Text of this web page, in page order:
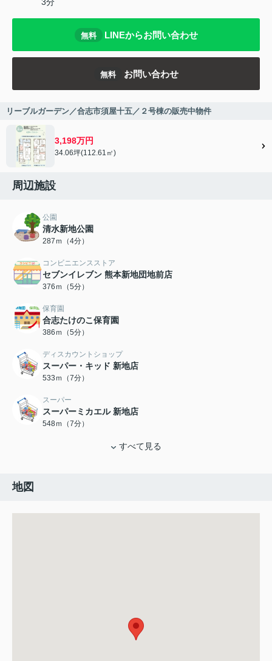
3分
無料 LINEからお問い合わせ
無料 お問い合わせ
リーブルガーデン／合志市須屋十五／２号棟の販売中物件
3,198万円
34.06坪(112.61㎡)
周辺施設
公園
清水新地公園
287ｍ（4分）
コンビニエンスストア
セブンイレブン 熊本新地団地前店
376ｍ（5分）
保育園
合志たけのこ保育園
386ｍ（5分）
ディスカウントショップ
スーパー・キッド 新地店
533ｍ（7分）
スーパー
スーパーミカエル 新地店
548ｍ（7分）
すべて見る
地図